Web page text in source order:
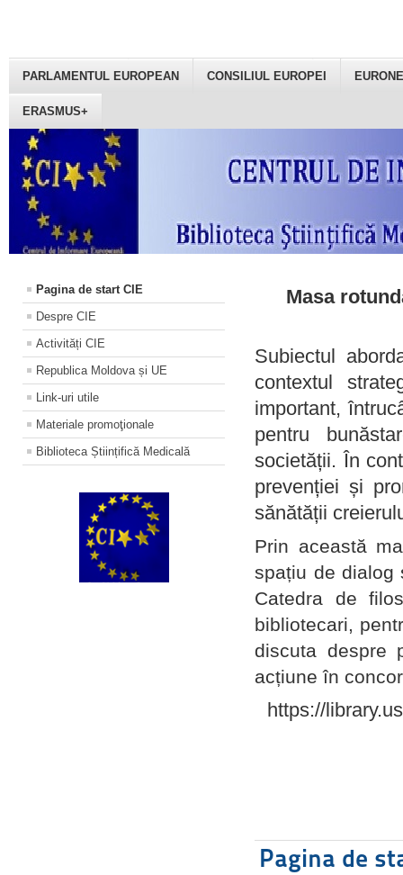
PARLAMENTUL EUROPEAN CONSILIUL EUROPEI
ERASMUS+
Pagina de start CIE
Despre CIE
Activități CIE
Republica Moldova și UE
Link-uri utile
Materiale promoţionale
Biblioteca Științifică Medicală
Masa
Subiectul
contextul
important,
pentru
societății. În
prevenției și
sănătății
Prin această
spațiu de dialog
Catedra de
bibliotecari,
discuta despre
acțiune în
https://
Pagina de